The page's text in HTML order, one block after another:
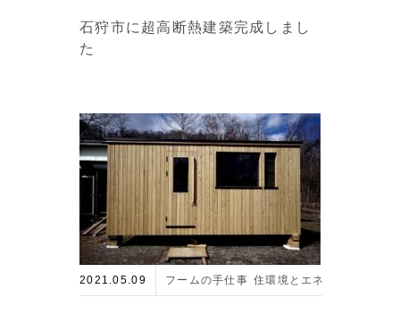
石狩市に超高断熱建築完成しまし
た
2021.05.09 フームの手仕事 住環境とエネルギー